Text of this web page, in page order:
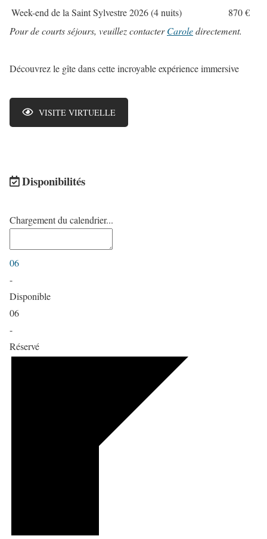
Week-end de la Saint Sylvestre 2026 (4 nuits)
870 €
Pour de courts séjours, veuillez contacterCaroledirectement.
Découvrez le gîte dans cette incroyable expérience immersive
VISITE VIRTUELLE
Disponibilités
Chargement du calendrier...
06
-
Disponible
06
-
Réservé